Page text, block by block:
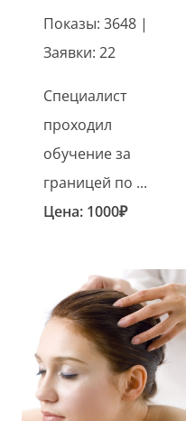
Показы: 3648 |
Заявки: 22
Специалист
проходил
обучение за
границей по ...
Цена: 1000₽